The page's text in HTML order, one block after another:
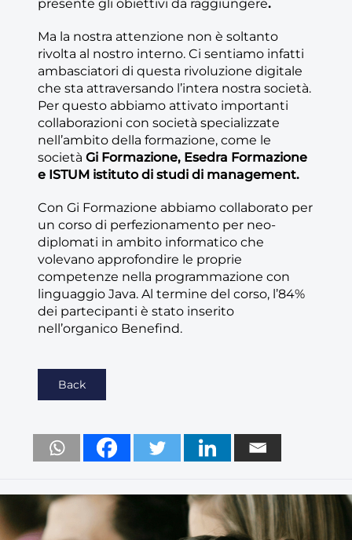
presente gli obiettivi da raggiungere.
Ma la nostra attenzione non è soltanto
rivolta al nostro interno. Ci sentiamo infatti
ambasciatori di questa rivoluzione digitale
che sta attraversando l’intera nostra società.
Per questo abbiamo attivato importanti
collaborazioni con società specializzate
nell’ambito della formazione, come le
società Gi Formazione, Esedra Formazione
e ISTUM istituto di studi di management.
Con Gi Formazione abbiamo collaborato per
un corso di perfezionamento per neo-
diplomati in ambito informatico che
volevano approfondire le proprie
competenze nella programmazione con
linguaggio Java. Al termine del corso, l’84%
dei partecipanti è stato inserito
nell’organico Benefind.
Back